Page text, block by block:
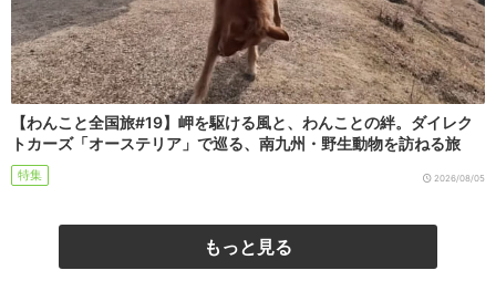
【わんこと全国旅#19】岬を駆ける風と、わんことの絆。ダイレク
トカーズ「オーステリア」で巡る、南九州・野生動物を訪ねる旅
特集 2026/08/05
もっと見る